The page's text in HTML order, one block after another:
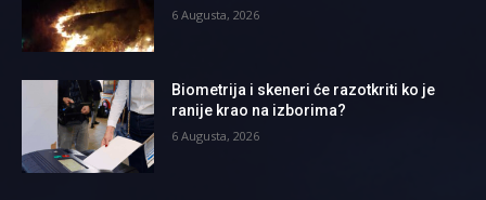
6 Augusta, 2026
Biometrija i skeneri će razotkriti ko je
ranije krao na izborima?
6 Augusta, 2026